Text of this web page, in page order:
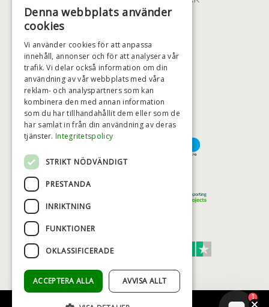
+46 (0)79 008 12 60
HÖGSTA KREDITVÄRDIGHET
BETALNINGSALTERNATIV
Denna webbplats använder
cookies
Vi använder cookies för att anpassa
innehåll, annonser och för att analysera vår
trafik. Vi delar också information om din
användning av vår webbplats med våra
reklam- och analyspartners som kan
kombinera den med annan information
som du har tillhandahållit dem eller som de
har samlat in från din användning av deras
tjänster. Integritetspolicy
STRIKT NÖDVÄNDIGT
PRESTANDA
INRIKTNING
FUNKTIONER
OKLASSIFICERADE
ACCEPTERA ALLA AVVISA ALLT
1